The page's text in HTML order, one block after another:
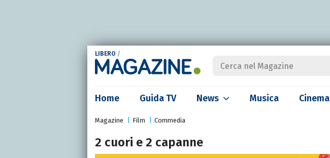
LIBERO /
Home Guida TV News Musica Cinema
Magazine Film Commedia
2 cuori e 2 capanne